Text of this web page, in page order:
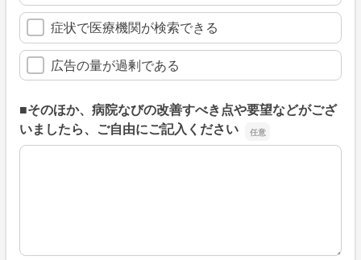
症状で医療機関が検索できる
広告の量が過剰である
■そのほか、病院なびの改善すべき点や要望などがござ
いましたら、ご自由にご記入ください
■そのほか、病院なびの改善すべき点や要望などがござい